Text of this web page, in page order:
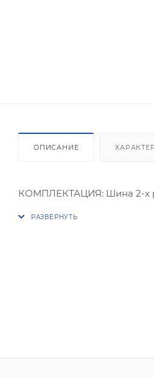
ОПИСАНИЕ
КОМПЛЕКТАЦИЯ: Шина 2-х